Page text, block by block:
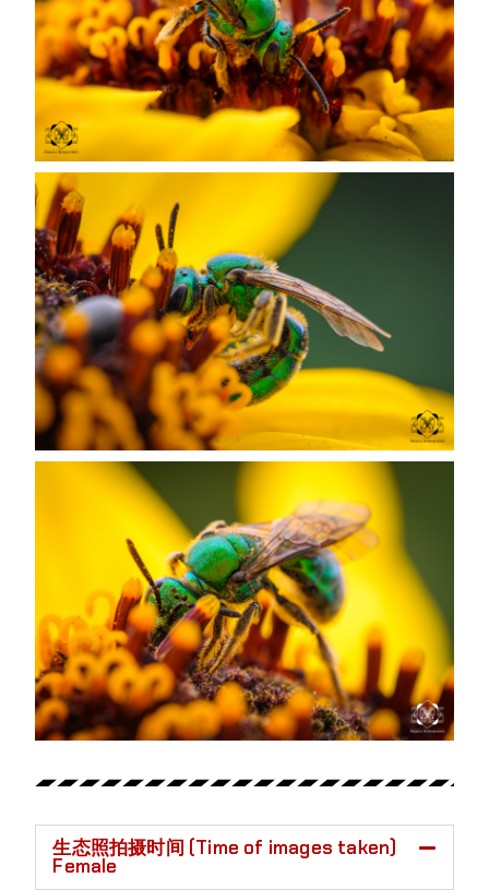
生态照拍摄时间 (Time of images taken)
Female